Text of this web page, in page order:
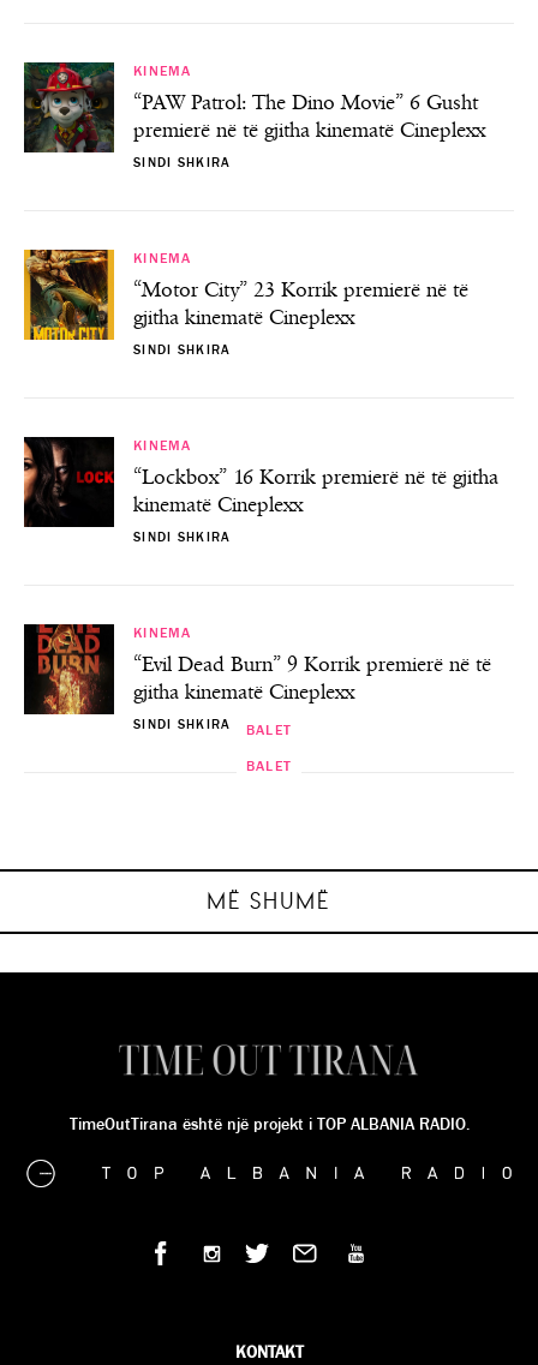
KINEMA
“PAW Patrol: The Dino Movie” 6 Gusht
premierë në të gjitha kinematë Cineplexx
SINDI SHKIRA
KINEMA
“Motor City” 23 Korrik premierë në të
gjitha kinematë Cineplexx
SINDI SHKIRA
KINEMA
“Lockbox” 16 Korrik premierë në të gjitha
kinematë Cineplexx
SINDI SHKIRA
KINEMA
“Evil Dead Burn” 9 Korrik premierë në të
gjitha kinematë Cineplexx
SINDI SHKIRA
MË SHUMË
BALET
SINDI SHKIRA
BALET
SINDI SHKIRA
BALET
SINDI SHKIRA
BALET
SINDI SHKIRA
TimeOutTirana është një projekt i TOP ALBANIA RADIO.
KONTAKT